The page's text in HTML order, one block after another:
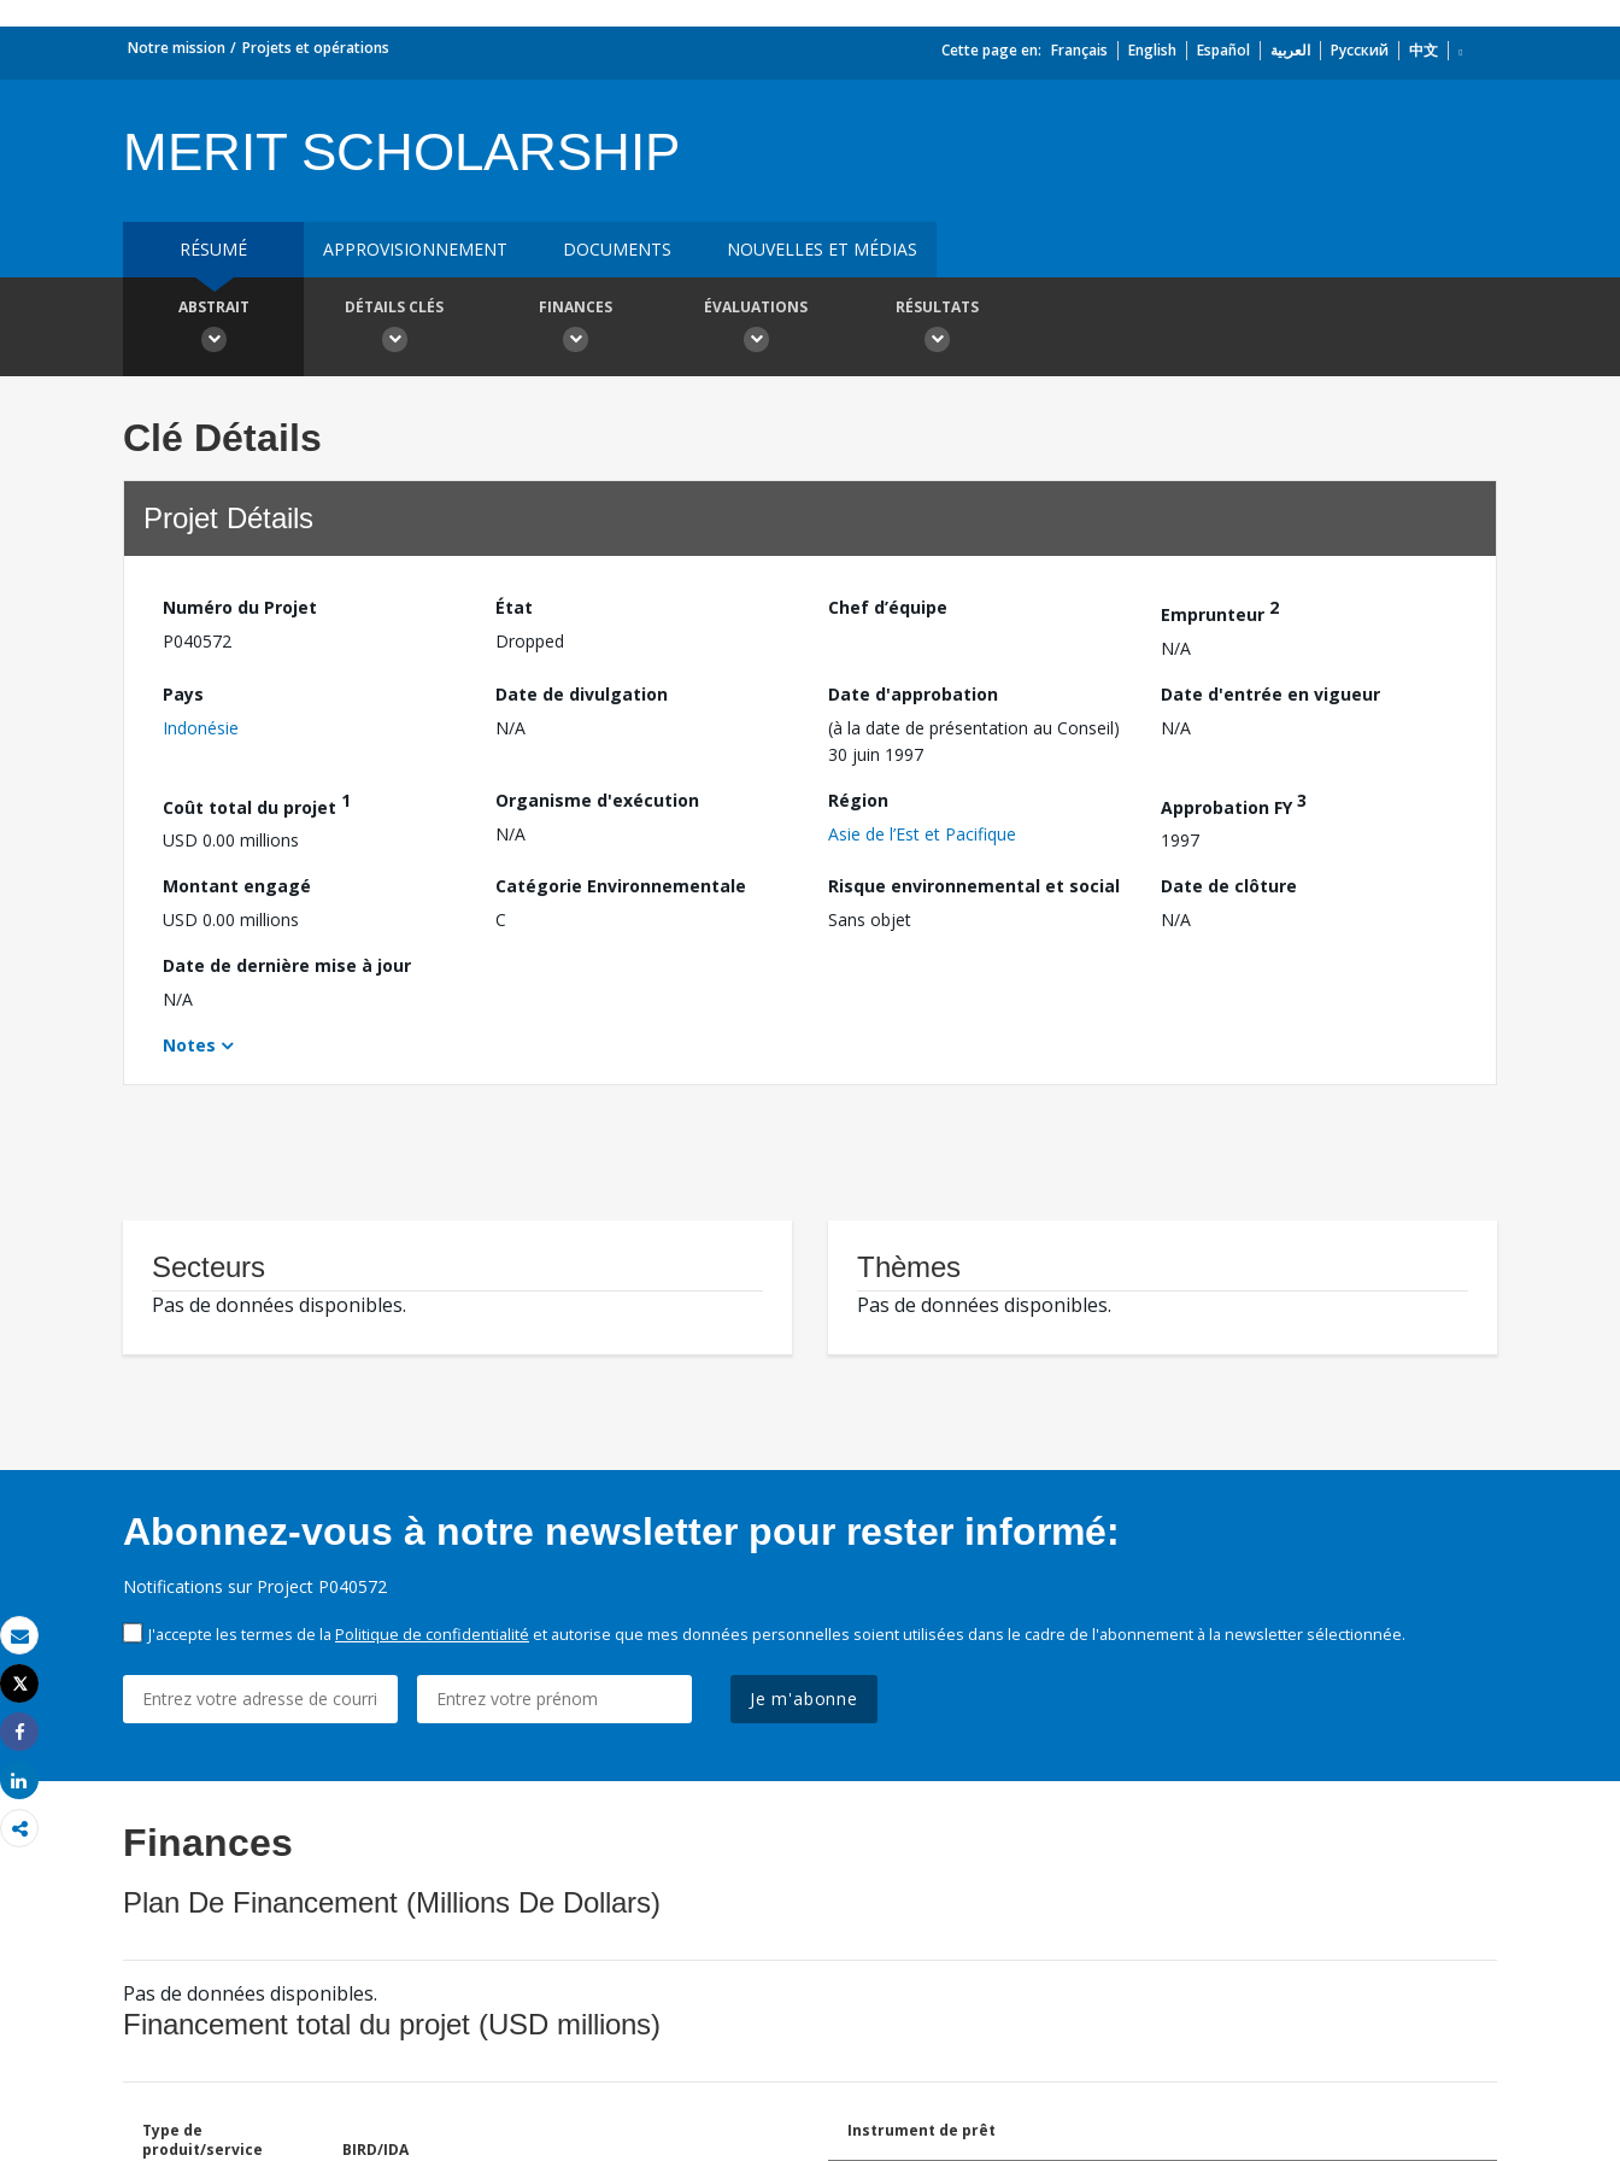
Email
Imprimer
Tweet
Share
Share
Notre mission Projets et opérations Cette page en: Français English Español العربية Русский 中文
MERIT SCHOLARSHIP
RÉSUMÉ APPROVISIONNEMENT DOCUMENTS NOUVELLES ET MÉDIAS
ABSTRAIT DÉTAILS CLÉS FINANCES ÉVALUATIONS RÉSULTATS
Clé Détails
Projet Détails
Numéro du Projet
P040572
État
Dropped
Chef d’équipe Emprunteur 2
N/A
Pays
Indonésie
Date de divulgation
N/A
Date d'approbation
(à la date de présentation au Conseil)
30 juin 1997
Date d'entrée en vigueur
N/A
Coût total du projet 1
USD 0.00 millions
Organisme d'exécution
N/A
Région
Asie de l’Est et Pacifique
Approbation FY3
1997
Montant engagé
USD 0.00 millions
Catégorie Environnementale
C
Risque environnemental et social
Sans objet
Date de clôture
N/A
Date de dernière mise à jour
N/A
Notes
Secteurs
Pas de données disponibles.
Thèmes
Pas de données disponibles.
Abonnez-vous à notre newsletter pour rester informé:
Notifications sur Project P040572
J'accepte les termes de la Politique de confidentialité et autorise que mes données personnelles soient utilisées dans le cadre de l'abonnement à la newsletter sélectionnée.
Je m'abonne
Finances
Plan De Financement (Millions De Dollars)
Pas de données disponibles.
Financement total du projet (USD millions)
Type de
produit/service
BIRD/IDA
Instrument de prêt